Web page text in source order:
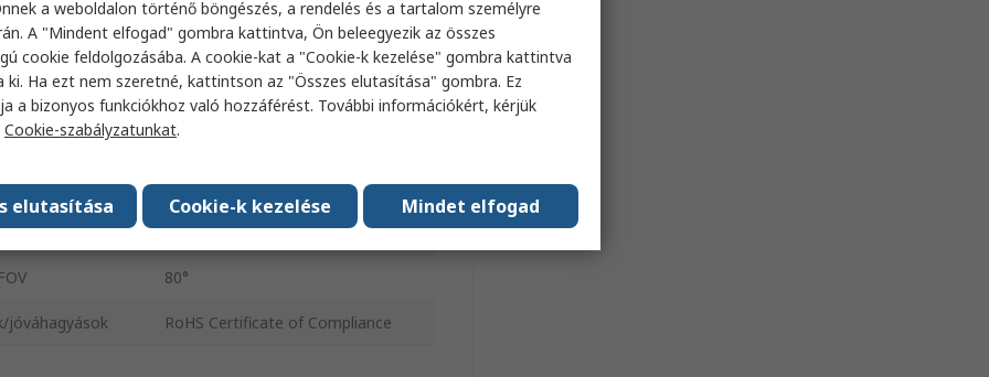
2m
5.5mm
1280 x 720 képpont
típusa LED
2cm
besorolása Vízálló
80°
jóváhagyások RoHS Certificate of Compliance
a weboldalon történő böngészés, a rendelés és a tartalom személyre
A "Mindent elfogad" gombra kattintva, Ön beleegyezik az összes
cookie feldolgozásába. A cookie-kat a "Cookie-k kezelése" gombra kattintva
ki. Ha ezt nem szeretné, kattintson az "Összes elutasítása" gombra. Ez
a bizonyos funkciókhoz való hozzáférést. További információkért, kérjük
Cookie-szabályzatunkat.
Mindet elfogad
Cookie-k kezelése
elutasítása